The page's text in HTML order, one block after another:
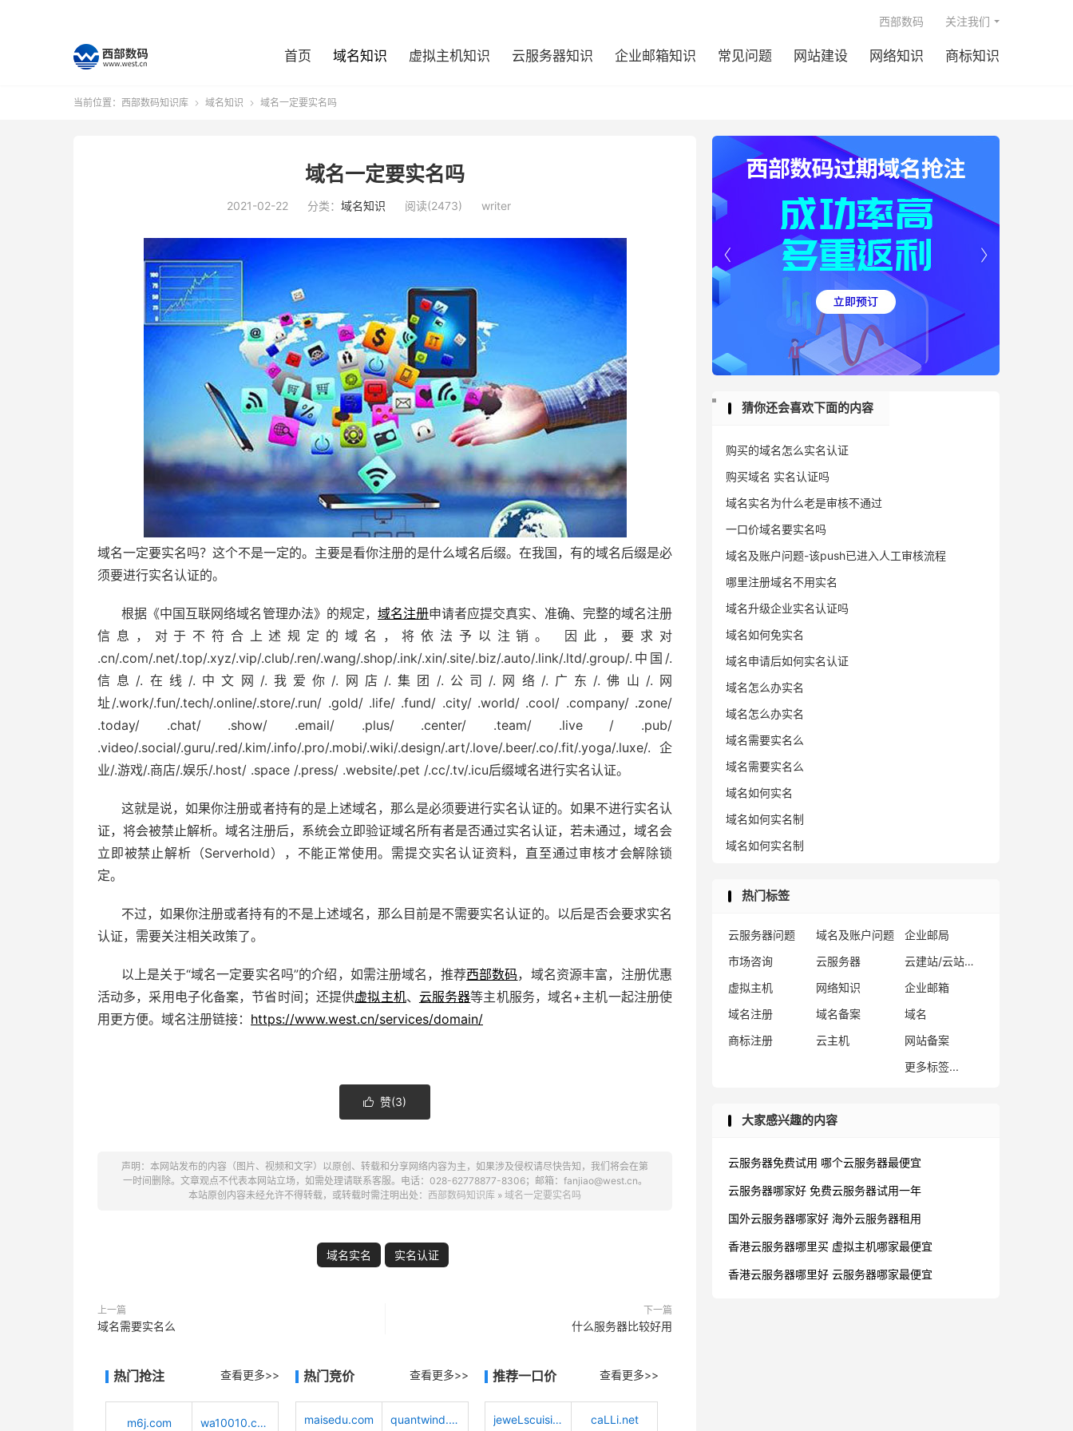
首页 域名知识 虚拟主机知识 云服务器知识 企业邮箱知识 常见问题 网站建设 网络知识 商标知识
西部数码 关注我们
当前位置： 西部数码知识库  域名知识  域名一定要实名吗
域名一定要实名吗
2021-02-22 分类： 域名知识 阅读(2473) writer
域名一定要实名吗？这个不是一定的。主要是看你注册的是什么域名后缀。在我国，有的域名后缀是必
须要进行实名认证的。
根据《中国互联网络域名管理办法》的规定， 域名注册申请者应提交真实、准确、完整的域名注册
信息，对于不符合上述规定的域名，将依法予以注销。 因此，要求对
.cn/.com/.net/.top/.xyz/.vip/.club/.ren/.wang/.shop/.ink/.xin/.site/.biz/.auto/.link/.ltd/.group/.中国/.
信息/.在线/.中文网/.我爱你/.网店/.集团/.公司/.网络/.广东/.佛山/.网
址/.work/.fun/.tech/.online/.store/.run/ .gold/ .life/ .fund/ .city/ .world/ .cool/ .company/ .zone/
.today/ .chat/ .show/ .email/ .plus/ .center/ .team/ .live / .pub/
.video/.social/.guru/.red/.kim/.info/.pro/.mobi/.wiki/.design/.art/.love/.beer/.co/.fit/.yoga/.luxe/.企
业/.游戏/.商店/.娱乐/.host/ .space /.press/ .website/.pet /.cc/.tv/.icu后缀域名进行实名认证。
这就是说，如果你注册或者持有的是上述域名，那么是必须要进行实名认证的。如果不进行实名认
证，将会被禁止解析。域名注册后，系统会立即验证域名所有者是否通过实名认证，若未通过，域名会
立即被禁止解析（Serverhold），不能正常使用。需提交实名认证资料，直至通过审核才会解除锁
定。
不过，如果你注册或者持有的不是上述域名，那么目前是不需要实名认证的。以后是否会要求实名
认证，需要关注相关政策了。
以上是关于“域名一定要实名吗”的介绍，如需注册域名，推荐西部数码，域名资源丰富，注册优惠
活动多，采用电子化备案，节省时间；还提供虚拟主机、 云服务器等主机服务，域名+主机一起注册使
用更方便。域名注册链接： https://www.west.cn/services/domain/
 赞(3)
声明：本网站发布的内容（图片、视频和文字）以原创、转载和分享网络内容为主，如果涉及侵权请尽快告知，我们将会在第
一时间删除。文章观点不代表本网站立场，如需处理请联系客服。电话：028-62778877-8306；邮箱：fanjiao@west.cn。
本站原创内容未经允许不得转载，或转载时需注明出处： 西部数码知识库 » 域名一定要实名吗
域名实名 实名认证
上一篇
域名需要实名么
下一篇
什么服务器比较好用
热门抢注 查看更多>>
m6j.com wa10010.com
热门竞价 查看更多>>
maisedu.com
quantwind.com
推荐一口价 查看更多>>
jeweLscuisine.com
caLLi.net


猜你还会喜欢下面的内容
购买的域名怎么实名认证
购买域名 实名认证吗
域名实名为什么老是审核不通过
一口价域名要实名吗
域名及账户问题-该push已进入人工审核流程
哪里注册域名不用实名
域名升级企业实名认证吗
域名如何免实名
域名申请后如何实名认证
域名怎么办实名
域名怎么办实名
域名需要实名么
域名需要实名么
域名如何实名
域名如何实名制
域名如何实名制
热门标签
云服务器问题 域名及账户问题
企业邮局
市场咨询
云服务器
云建站/云站群/小程序
虚拟主机
网络知识
企业邮箱
域名注册
域名备案
域名
商标注册
云主机
网站备案
更多标签...
大家感兴趣的内容
云服务器免费试用 哪个云服务器最便宜
云服务器哪家好 免费云服务器试用一年
国外云服务器哪家好 海外云服务器租用
香港云服务器哪里买 虚拟主机哪家最便宜
香港云服务器哪里好 云服务器哪家最便宜